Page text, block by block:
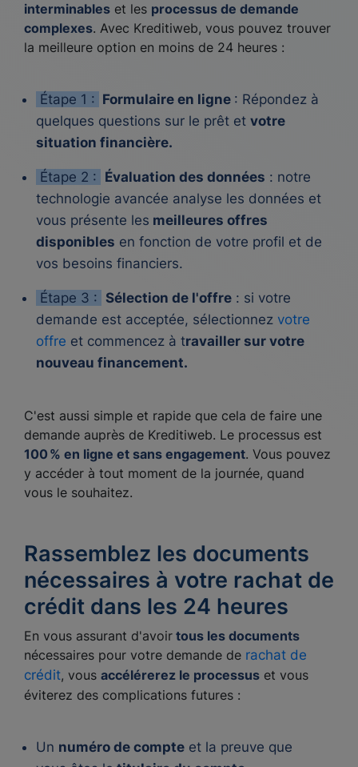
interminables et les processus de demande
complexes. Avec Kreditiweb, vous pouvez trouver
la meilleure option en moins de 24 heures :
Étape 1 : Formulaire en ligne : Répondez à
quelques questions sur le prêt et votre
situation financière.
Étape 2 : Évaluation des données : notre
technologie avancée analyse les données et
vous présente les meilleures offres
disponibles en fonction de votre profil et de
vos besoins financiers.
Étape 3 : Sélection de l'offre : si votre
demande est acceptée, sélectionnez votre
offre et commencez à travailler sur votre
nouveau financement.
C'est aussi simple et rapide que cela de faire une
demande auprès de Kreditiweb. Le processus est
100 % en ligne et sans engagement. Vous pouvez
y accéder à tout moment de la journée, quand
vous le souhaitez.
Rassemblez les documents
nécessaires à votre rachat de
crédit dans les 24 heures
En vous assurant d'avoir tous les documents
nécessaires pour votre demande de rachat de
crédit, vous accélérerez le processus et vous
éviterez des complications futures :
Un numéro de compte et la preuve que